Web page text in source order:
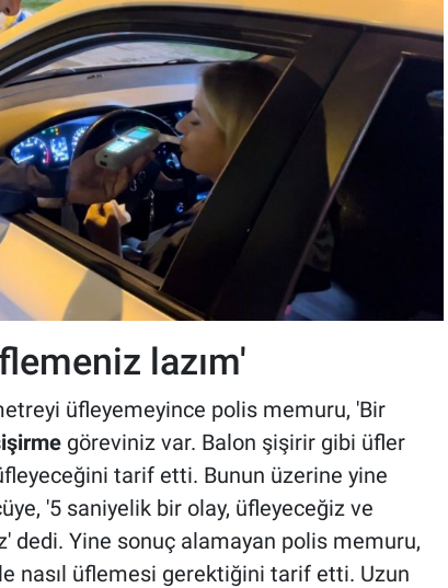
lazım'
üfleyemeyince polis memuru, 'Bir
göreviniz var. Balon şişirir gibi üfler
tarif etti. Bunun üzerine yine
'5 saniyelik bir olay, üfleyeceğiz ve
dedi. Yine sonuç alamayan polis memuru,
nasıl üflemesi gerektiğini tarif etti. Uzun